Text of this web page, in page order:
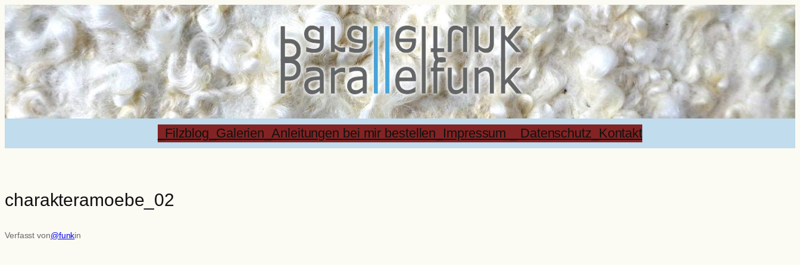
Zum
Inhalt
springen
_Filzblog _Galerien _Anleitungen bei mir bestellen _Impressum _ Datenschutz_Kontakt
charakteramoebe_02
Verfasst von@funkin